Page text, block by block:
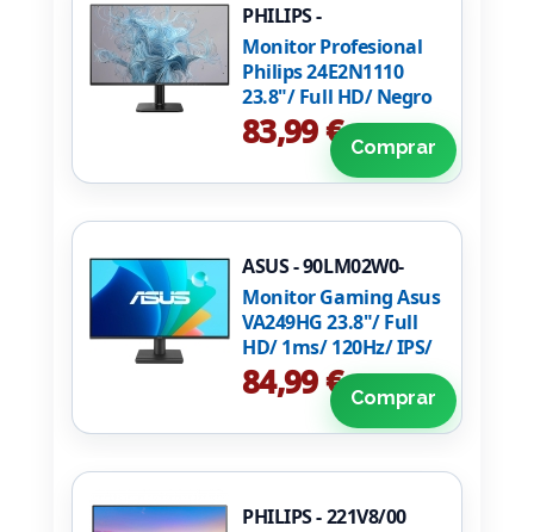
PHILIPS -
24E2N1110/00
Monitor Profesional
Philips 24E2N1110
23.8"/ Full HD/ Negro
83,99 € Comprar
ASUS - 90LM02W0-
B01171
Monitor Gaming Asus
VA249HG 23.8"/ Full
HD/ 1ms/ 120Hz/ IPS/
Negro
84,99 € Comprar
PHILIPS - 221V8/00